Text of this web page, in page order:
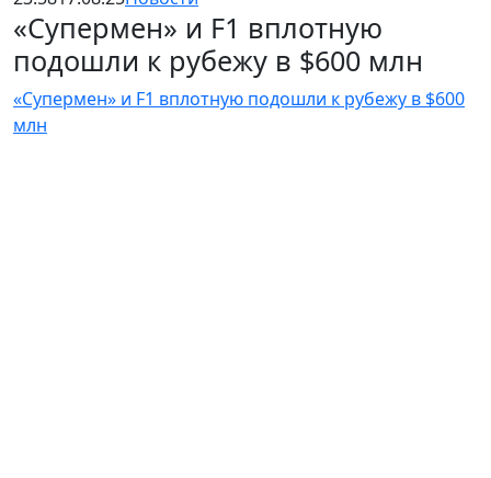
«Супермен» и F1 вплотную
подошли к рубежу в $600 млн
«Супермен» и F1 вплотную подошли к рубежу в $600
млн